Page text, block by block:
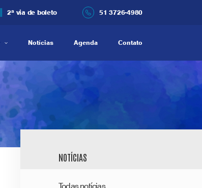
2ª via de boleto 51 3726-4980
Notícias Agenda Contato
NOTÍCIAS